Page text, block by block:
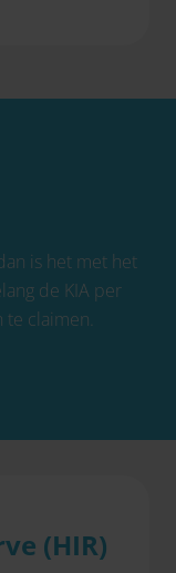
is het met het
de KIA per
claimen.
(HIR)